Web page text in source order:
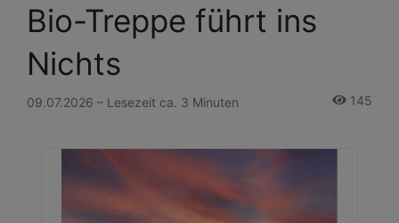
Bio-Treppe führt ins
Nichts
09.07.2026 – Lesezeit ca. 3 Minuten 145